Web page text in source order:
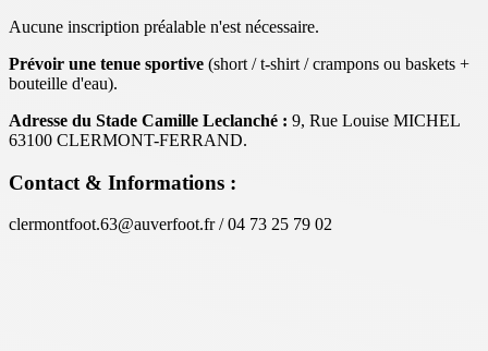
Aucune inscription préalable n'est nécessaire.
Prévoir une tenue sportive (short / t-shirt / crampons ou baskets +
bouteille d'eau).
Adresse du Stade Camille Leclanché : 9, Rue Louise MICHEL
63100 CLERMONT-FERRAND.
Contact & Informations :
clermontfoot.63@auverfoot.fr / 04 73 25 79 02